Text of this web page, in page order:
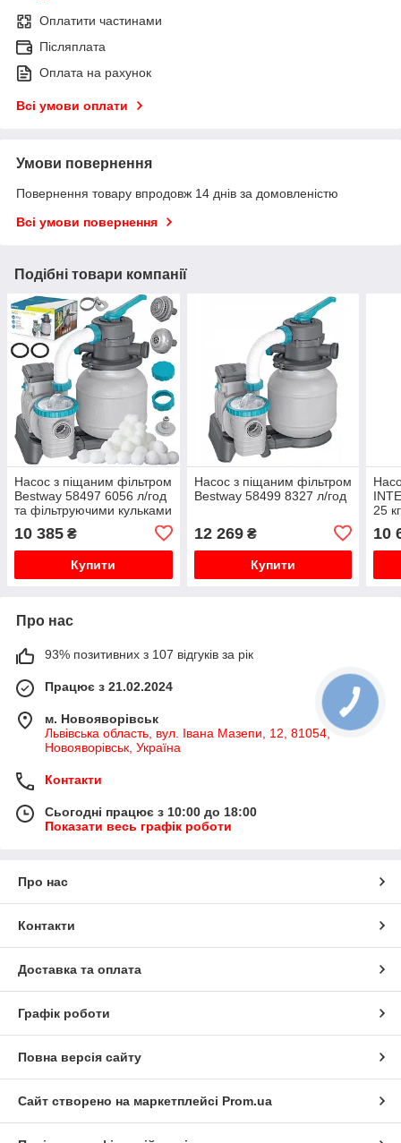
Оплатити частинами
Післяплата
Оплата на рахунок
Всі умови оплати
Умови повернення
Повернення товару впродовж 14 днів за домовленістю
Всі умови повернення
Подібні товари компанії
Насос з піщаним фільтром
Bestway 58497 6056 л/год
та фільтруючими кульками
10 385 ₴
Купити
Насос з піщаним фільтром
Bestway 58499 8327 л/год
12 269₴
Купити
25
10
Про нас
93% позитивних з 107 відгуків за рік
Працює з 21.02.2024
м. Новояворівськ
Львівська область, вул. Івана Мазепи, 12, 81054,
Новояворівськ, Україна
Контакти
Сьогодні працює з 10:00 до 18:00
Показати весь графік роботи
Про нас
Контакти
Доставка та оплата
Графік роботи
Повна версія сайту
Сайт створено на маркетплейсі Prom.ua